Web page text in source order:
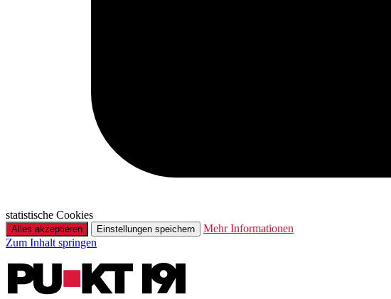
statistische Cookies
Alles akzeptieren Einstellungen speichern
Mehr Informationen
Zum Inhalt springen